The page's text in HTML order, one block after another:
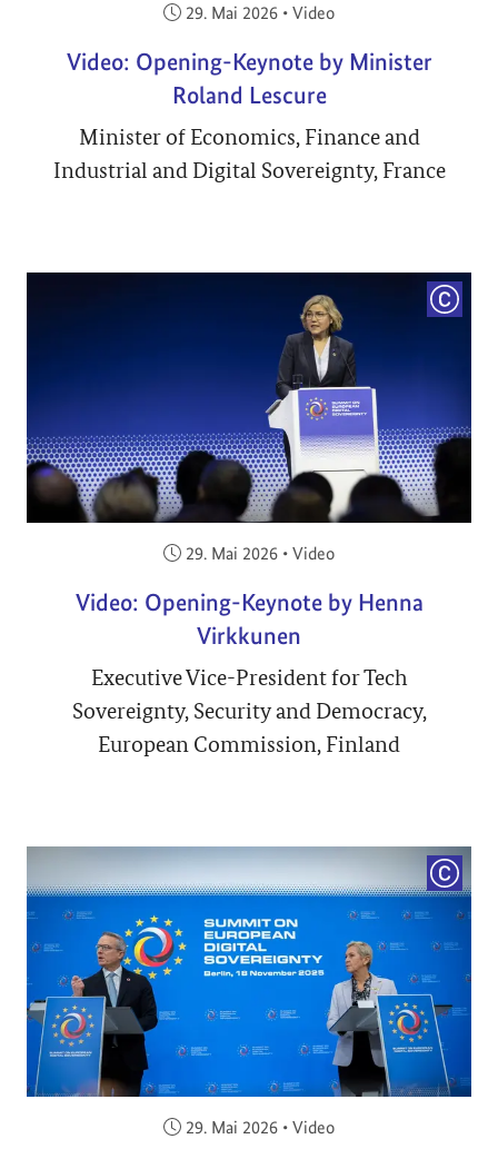
Veröffentlicht am:
29. Mai 2026 • Video
Video: Opening-Keynote by Minister
Roland Lescure
Minister of Economics, Finance and
Industrial and Digital Sovereignty, France
Veröffentlicht am:
29. Mai 2026 • Video
Video: Opening-Keynote by Henna
Virkkunen
Executive Vice-President for Tech
Sovereignty, Security and Democracy,
European Commission, Finland
Veröffentlicht am:
29. Mai 2026 • Video